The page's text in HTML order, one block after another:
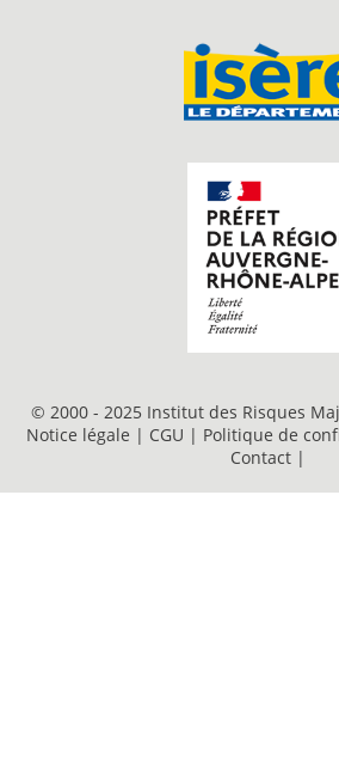
© 2000 - 2025 Institut des Risques
Notice légale | CGU | Politique de
Contact |